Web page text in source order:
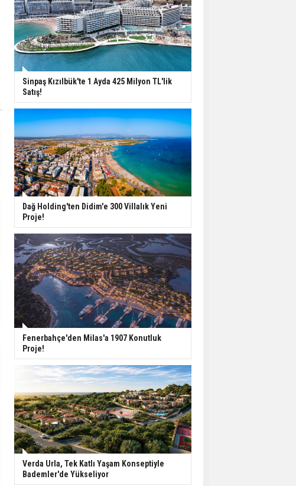
Tercih Döneminde
Barınma Telaşı Başladı
Aileden Miras Kalan Ev
Nasıl Satılır?
İstanbul'da 15 Bin Kiralık
Sosyal Konut Eylülde
Kiraya Verilecek
Miras Kalan Ev ve Tarım
Başlıyor
Avrupa'da Konut
Yatırımında Yeni Cazip
Ülke: Fransa
Sinpaş Kızılbük'te 1 Ayda 425 Milyon TL'lik
Satış!
Dağ Holding'ten Didim'e 300 Villalık Yeni
Proje!
Fenerbahçe'den Milas'a 1907 Konutluk
Proje!
Verda Urla, Tek Katlı Yaşam Konseptiyle
Bademler'de Yükseliyor